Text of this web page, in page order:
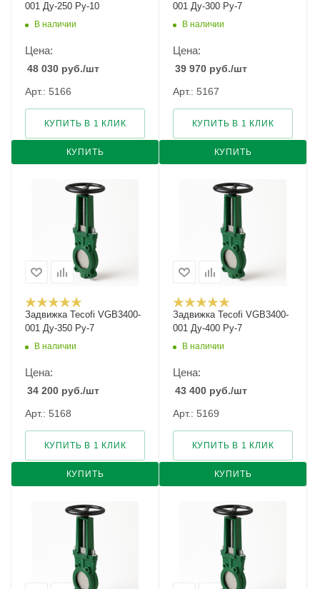
001 Ду-250 Ру-10
В наличии
Цена:
48 030 руб./шт
Арт.: 5166
КУПИТЬ
КУПИТЬ В 1 КЛИК
001 Ду-300 Ру-7
В наличии
Цена:
39 970 руб./шт
Арт.: 5167
КУПИТЬ
КУПИТЬ В 1 КЛИК
Задвижка Tecofi VGB3400-
001 Ду-350 Ру-7
В наличии
Цена:
34 200 руб./шт
Арт.: 5168
КУПИТЬ
КУПИТЬ В 1 КЛИК
Задвижка Tecofi VGB3400-
001 Ду-400 Ру-7
В наличии
Цена:
43 400 руб./шт
Арт.: 5169
КУПИТЬ
КУПИТЬ В 1 КЛИК